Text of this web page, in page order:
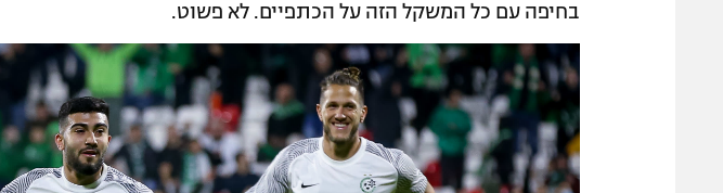
בחיפה עם כל המשקל הזה על הכתפיים. לא פשוט.